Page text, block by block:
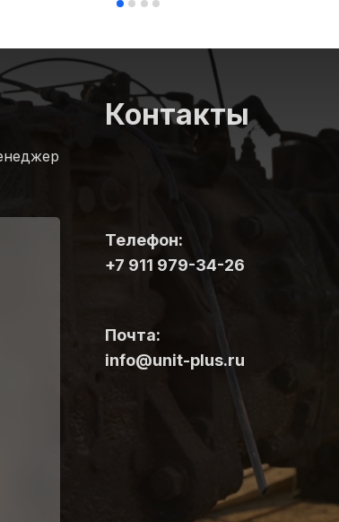
Контакты
Телефон:
+7 911 979-34-26
Почта:
info@unit-plus.ru